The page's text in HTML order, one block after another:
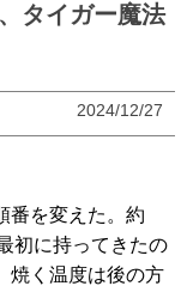
タイガー魔法
2024/12/27
番を変えた。約
初に持ってきたの
焼く温度は後の方